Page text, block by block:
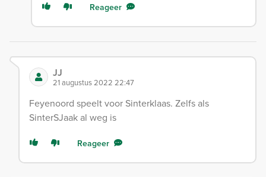
Reageer
JJ
21 augustus 2022 22:47
Feyenoord speelt voor Sinterklaas. Zelfs als
SinterSJaak al weg is
Reageer